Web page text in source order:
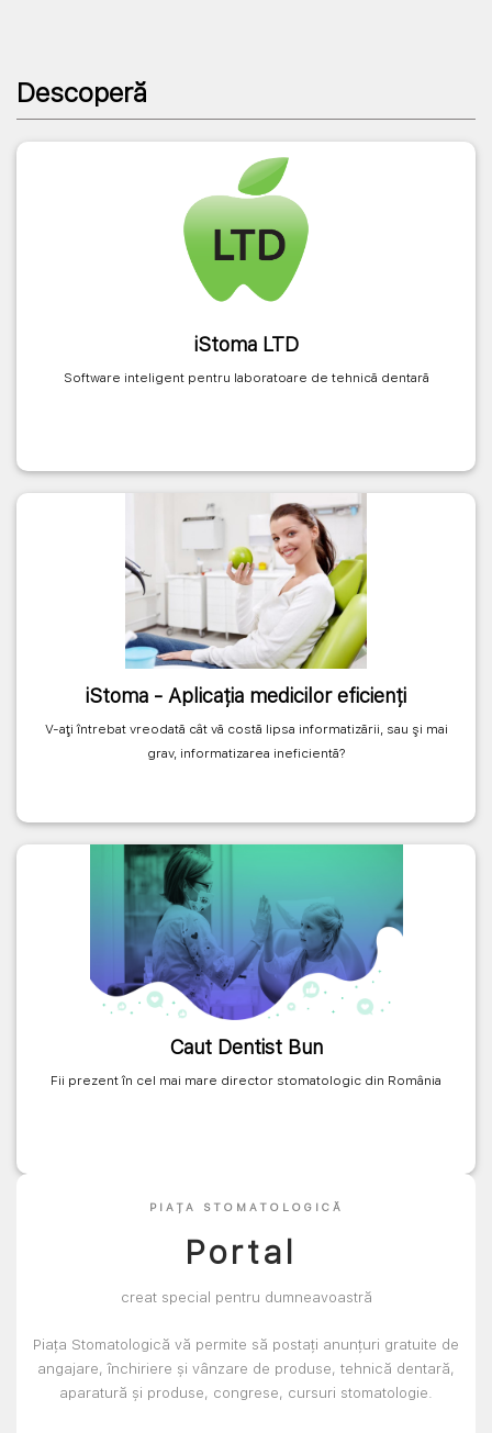
Descoperă
iStoma LTD
Software inteligent pentru laboratoare de tehnică dentară
iStoma - Aplicația medicilor eficienți
V-aţi întrebat vreodată cât vă costă lipsa informatizării, sau şi mai
grav, informatizarea ineficientă?
Caut Dentist Bun
Fii prezent în cel mai mare director stomatologic din România
PIAȚA STOMATOLOGICĂ
Portal
creat special pentru dumneavoastră
Piața Stomatologică vă permite să postați anunțuri gratuite de
angajare, închiriere și vânzare de produse, tehnică dentară,
aparatură și produse, congrese, cursuri stomatologie.